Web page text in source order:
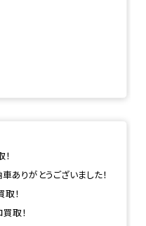
ありがとうございました！
！
取！